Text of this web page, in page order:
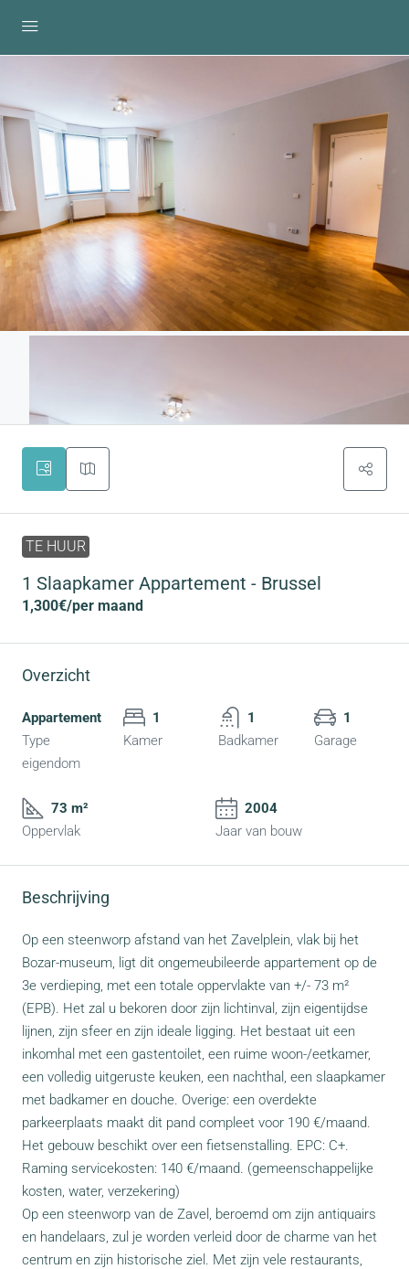
TE HUUR
1 Slaapkamer Appartement - Brussel
1,300€/per maand
Overzicht
Appartement
Type
eigendom
1
Kamer
1
Badkamer
1
Garage
73 m²
Oppervlak
2004
Jaar van bouw
Beschrijving
Op een steenworp afstand van het Zavelplein, vlak bij het
Bozar-museum, ligt dit ongemeubileerde appartement op de
3e verdieping, met een totale oppervlakte van +/- 73 m²
(EPB). Het zal u bekoren door zijn lichtinval, zijn eigentijdse
lijnen, zijn sfeer en zijn ideale ligging. Het bestaat uit een
inkomhal met een gastentoilet, een ruime woon-/eetkamer,
een volledig uitgeruste keuken, een nachthal, een slaapkamer
met badkamer en douche. Overige: een overdekte
parkeerplaats maakt dit pand compleet voor 190 €/maand.
Het gebouw beschikt over een fietsenstalling. EPC: C+.
Raming servicekosten: 140 €/maand. (gemeenschappelijke
kosten, water, verzekering)
Op een steenworp van de Zavel, beroemd om zijn antiquairs
en handelaars, zul je worden verleid door de charme van het
centrum en zijn historische ziel. Met zijn vele restaurants,